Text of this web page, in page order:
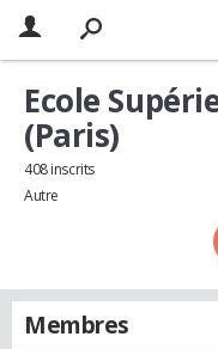
Ecole
(Paris)
408 inscrits
Autre
Membres